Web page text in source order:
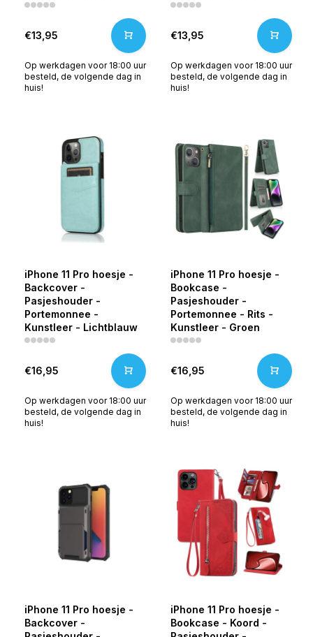
€13,95
Op werkdagen voor 18:00 uur
besteld, de volgende dag in
huis!
€13,95
Op werkdagen voor 18:00 uur
besteld, de volgende dag in
huis!
iPhone 11 Pro hoesje -
Backcover -
Pasjeshouder -
Portemonnee -
Kunstleer - Lichtblauw
€16,95
Op werkdagen voor 18:00 uur
besteld, de volgende dag in
huis!
iPhone 11 Pro hoesje -
Bookcase -
Pasjeshouder -
Portemonnee - Rits -
Kunstleer - Groen
€16,95
Op werkdagen voor 18:00 uur
besteld, de volgende dag in
huis!
iPhone 11 Pro hoesje -
Backcover -
iPhone 11 Pro hoesje -
Bookcase - Koord -